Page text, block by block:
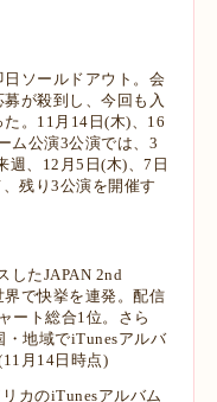
ソールドアウト。会
が殺到し、今回も入
。11月14日(木)、16
ム公演3公演では、3
週、12月5日(木)、7日
残り3公演を開催す
したJAPAN 2nd
で快挙を連発。配信
ート総合1位。さら
・地域でiTunesアルバ
月14日時点)
カのiTunesアルバム